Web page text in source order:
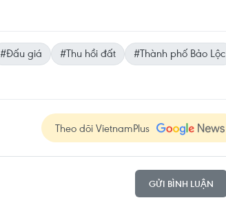
#Đấu giá #Thu hồi đất
#Thành phố Bảo Lộc
Theo dõi VietnamPlus
GỬI BÌNH LUẬN